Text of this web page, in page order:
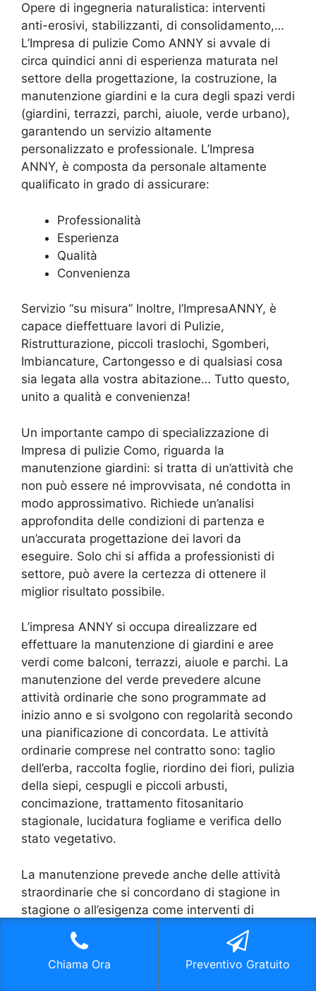
Opere di ingegneria naturalistica: interventi
anti-erosivi, stabilizzanti, di consolidamento,…
L’Impresa di pulizie Como ANNY si avvale di
circa quindici anni di esperienza maturata nel
settore della progettazione, la costruzione, la
manutenzione giardini e la cura degli spazi verdi
(giardini, terrazzi, parchi, aiuole, verde urbano),
garantendo un servizio altamente
personalizzato e professionale. L’Impresa
ANNY, è composta da personale altamente
qualificato in grado di assicurare:
Professionalità
Esperienza
Qualità
Convenienza
Servizio “su misura” Inoltre, l’ImpresaANNY, è
capace dieffettuare lavori di Pulizie,
Ristrutturazione, piccoli traslochi, Sgomberi,
Imbiancature, Cartongesso e di qualsiasi cosa
sia legata alla vostra abitazione… Tutto questo,
unito a qualità e convenienza!
Un importante campo di specializzazione di
Impresa di pulizie Como, riguarda la
manutenzione giardini: si tratta di un’attività che
non può essere né improvvisata, né condotta in
modo approssimativo. Richiede un’analisi
approfondita delle condizioni di partenza e
un’accurata progettazione dei lavori da
eseguire. Solo chi si affida a professionisti di
settore, può avere la certezza di ottenere il
miglior risultato possibile.
L’impresa ANNY si occupa direalizzare ed
effettuare la manutenzione di giardini e aree
verdi come balconi, terrazzi, aiuole e parchi. La
manutenzione del verde prevedere alcune
attività ordinarie che sono programmate ad
inizio anno e si svolgono con regolarità secondo
una pianificazione di concordata. Le attività
ordinarie comprese nel contratto sono: taglio
dell’erba, raccolta foglie, riordino dei fiori, pulizia
della siepi, cespugli e piccoli arbusti,
concimazione, trattamento fitosanitario
stagionale, lucidatura fogliame e verifica dello
stato vegetativo.
La manutenzione prevede anche delle attività
straordinarie che si concordano di stagione in
stagione o all’esigenza come interventi di
potatura degli alberi ad alto fusto, potatura di
siepi, piantumazione di alberi, piante e fiori,
asportazione e abbattimento di piante e alberi
Chiama Ora Preventivo Gratuito